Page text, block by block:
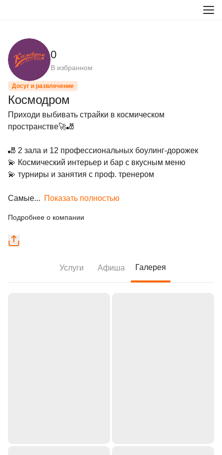
0
В избранном
Досуг и развлечение
Космодром
Приходи выбивать страйки в космическом
пространстве🚀🎳
🎳 2 зала и 12 профессиональных боулинг-дорожек
💫 Космический интерьер и бар с вкусным меню
💫 турниры и занятия с проф. тренером
Самые... Показать полностью
Подробнее о компании
Услуги Афиша Галерея